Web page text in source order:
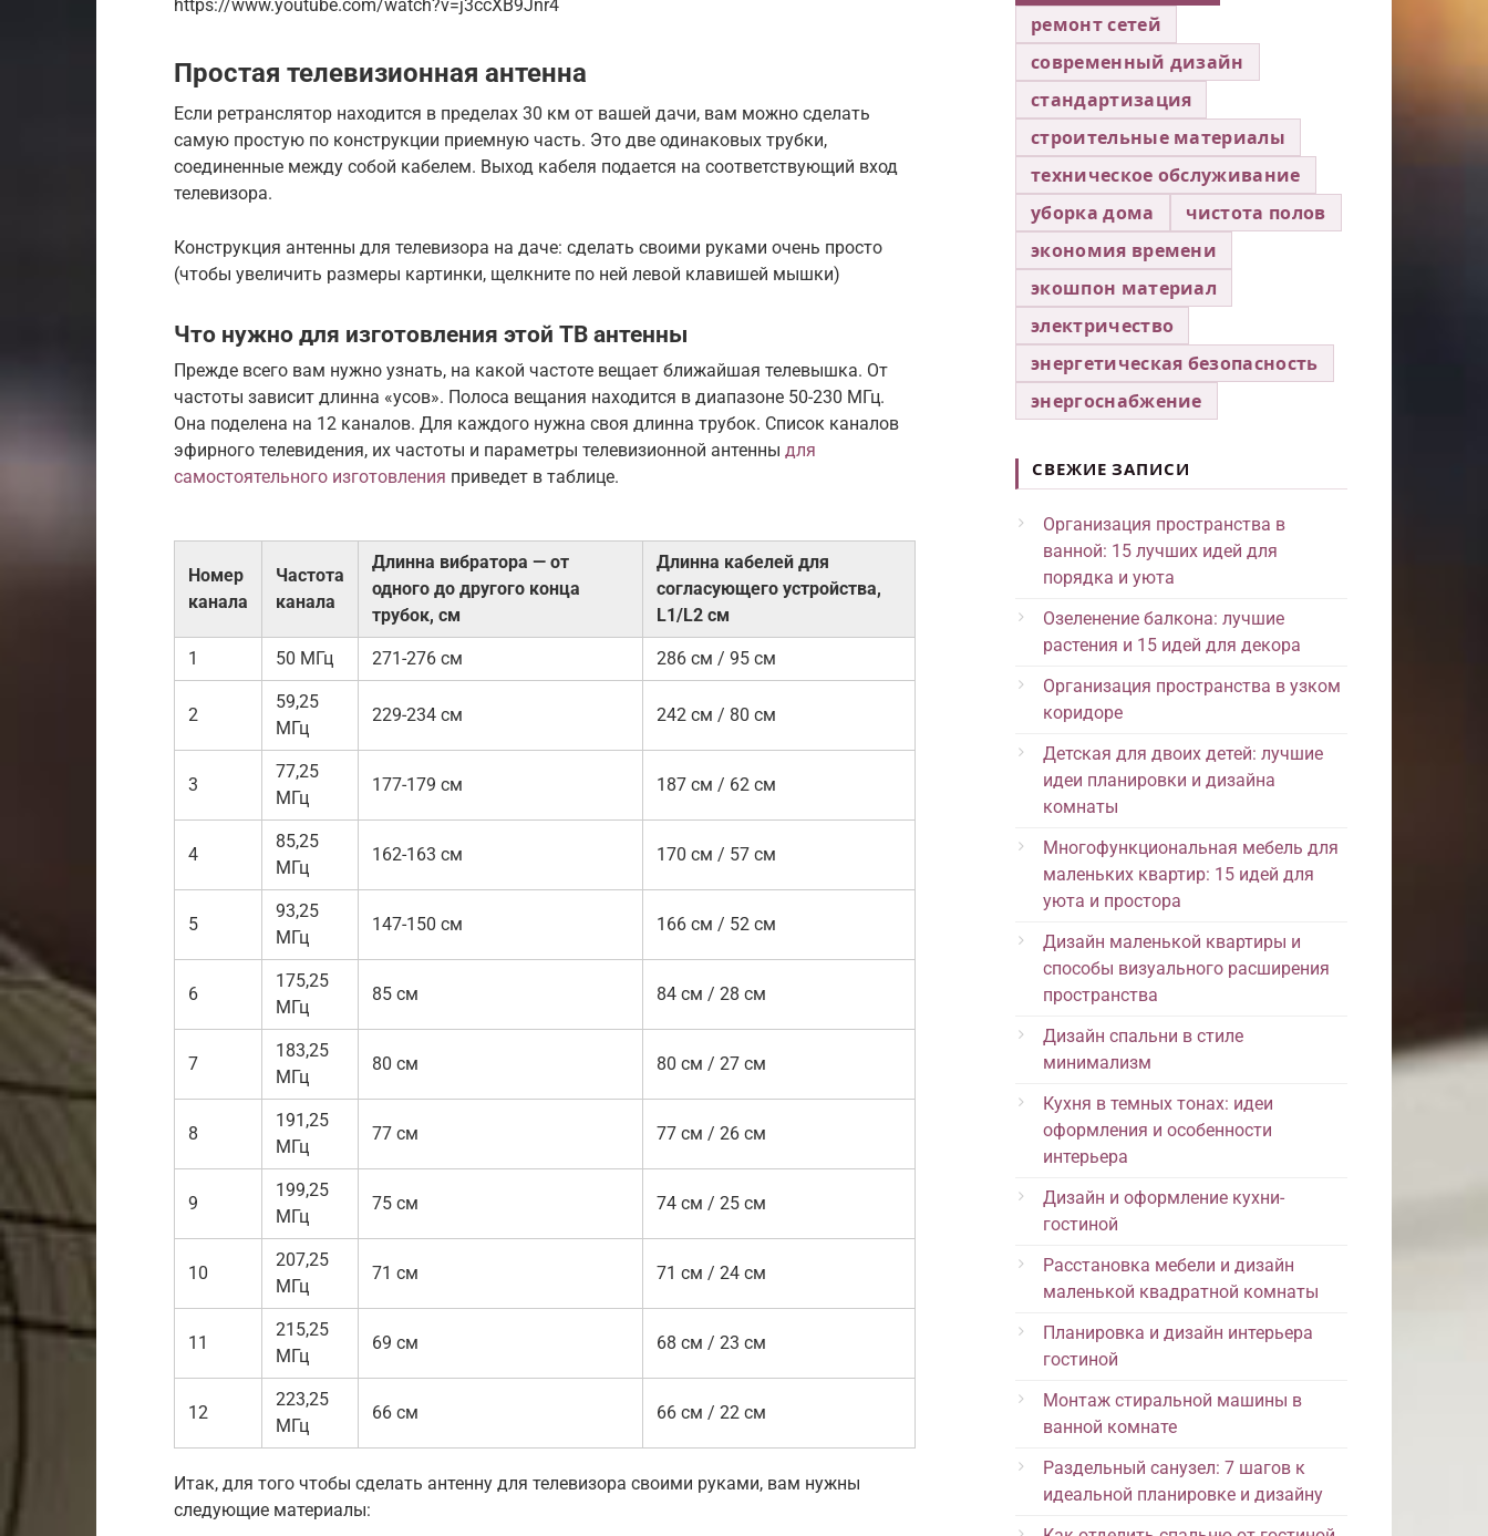
https://www.youtube.com/watch?v=j3ccXB9Jnr4
Простая телевизионная антенна
Если ретранслятор находится в пределах 30 км от вашей дачи, вам можно сделать
самую простую по конструкции приемную часть. Это две одинаковых трубки,
соединенные между собой кабелем. Выход кабеля подается на соответствующий вход
телевизора.
Конструкция антенны для телевизора на даче: сделать своими руками очень просто
(чтобы увеличить размеры картинки, щелкните по ней левой клавишей мышки)
Что нужно для изготовления этой ТВ антенны
Прежде всего вам нужно узнать, на какой частоте вещает ближайшая телевышка. От
частоты зависит длинна «усов». Полоса вещания находится в диапазоне 50-230 МГц.
Она поделена на 12 каналов. Для каждого нужна своя длинна трубок. Список каналов
эфирного телевидения, их частоты и параметры телевизионной антенны для
самостоятельного изготовления приведет в таблице.
Номер
канала
Частота
канала
Длинна вибратора — от
одного до другого конца
трубок, см
Длинна кабелей для
согласующего устройства,
L1/L2 см
1 50 МГц 271-276 см 286 см / 95 см
2
59,25
МГц
229-234 см 242 см / 80 см
3
77,25
МГц
177-179 см 187 см / 62 см
4
85,25
МГц
162-163 см 170 см / 57 см
5
93,25
МГц
147-150 см 166 см / 52 см
6
175,25
МГц
85 см 84 см / 28 см
7
183,25
МГц
80 см 80 см / 27 см
8
191,25
МГц
77 см 77 см / 26 см
9
199,25
МГц
75 см 74 см / 25 см
10
207,25
МГц
71 см 71 см / 24 см
11
215,25
МГц
69 см 68 см / 23 см
12
223,25
МГц
66 см 66 см / 22 см
Итак, для того чтобы сделать антенну для телевизора своими руками, вам нужны
следующие материалы:
ремонт сетей
современный дизайн
стандартизация
строительные материалы
техническое обслуживание
уборка дома
чистота полов
экономия времени
экошпон материал
электричество
энергетическая безопасность
энергоснабжение
СВЕЖИЕ ЗАПИСИ
Организация пространства в
ванной: 15 лучших идей для
порядка и уюта
Озеленение балкона: лучшие
растения и 15 идей для декора
Организация пространства в узком
коридоре
Детская для двоих детей: лучшие
идеи планировки и дизайна
комнаты
Многофункциональная мебель для
маленьких квартир: 15 идей для
уюта и простора
Дизайн маленькой квартиры и
способы визуального расширения
пространства
Дизайн спальни в стиле
минимализм
Кухня в темных тонах: идеи
оформления и особенности
интерьера
Дизайн и оформление кухни-
гостиной
Расстановка мебели и дизайн
маленькой квадратной комнаты
Планировка и дизайн интерьера
гостиной
Монтаж стиральной машины в
ванной комнате
Раздельный санузел: 7 шагов к
идеальной планировке и дизайну